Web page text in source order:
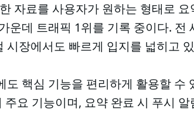
자료를 사용자가 원하는 형태로 요
운데 트래픽 1위를 기록 중이다. 전
시장에서도 빠르게 입지를 넓히고
핵심 기능을 편리하게 활용할 수
요 기능이며, 요약 완료 시 푸시